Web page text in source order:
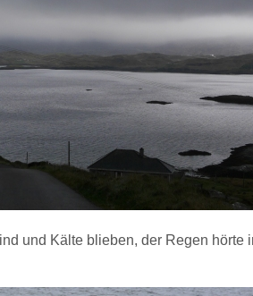
und Kälte blieben, der Regen hörte